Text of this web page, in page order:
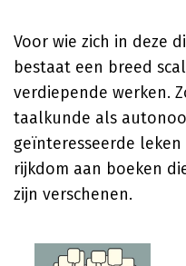
Voor wie zich in deze
bestaat een breed
verdiepende werken.
taalkunde als
geïnteresseerde
rijkdom aan boeken
zijn verschenen.